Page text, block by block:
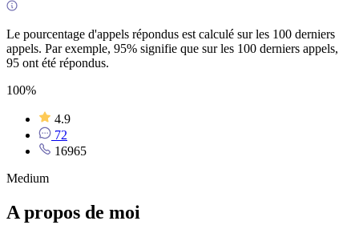
Le pourcentage d'appels répondus est calculé sur les 100 derniers
appels. Par exemple, 95% signifie que sur les 100 derniers appels,
95 ont été répondus.
100%
4.9
72
16965
Medium
A propos de moi